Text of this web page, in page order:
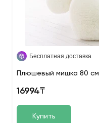
Бесплатная доставка
Плюшевый мишка 80 см
16994₸
Купить